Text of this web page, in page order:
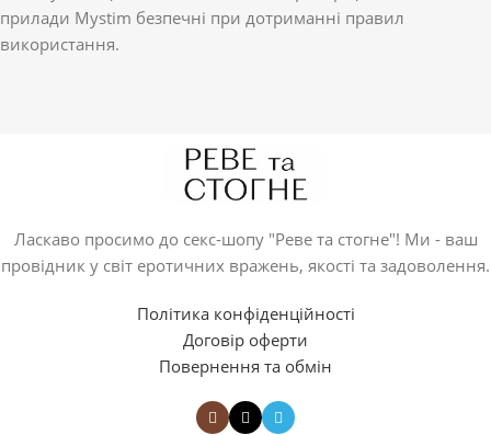
прилади Mystim безпечні при дотриманні правил
використання.
Ласкаво просимо до секс-шопу "Реве та стогне"! Ми - ваш
провідник у світ еротичних вражень, якості та задоволення.
Політика конфіденційності
Договір оферти
Повернення та обмін